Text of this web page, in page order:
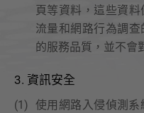
頁等資料，這些資
流量和網路行為調
的服務品質，並不會
3. 資訊安全
(1) 使用網路入侵偵測